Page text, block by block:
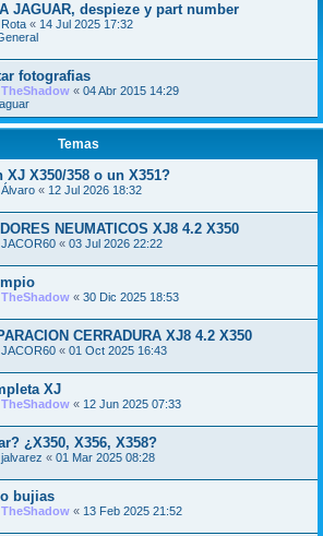
JAGUAR, despieze y part number
Rota « 14 Jul 2025 17:32
fotografias
TheShadow « 04 Abr 2015 14:29
Temas
XJ X350/358 o un X351?
Álvaro « 12 Jul 2026 18:32
NEUMATICOS XJ8 4.2 X350
JACOR60 « 03 Jul 2026 22:22
TheShadow « 30 Dic 2025 18:53
CERRADURA XJ8 4.2 X350
JACOR60 « 01 Oct 2025 16:43
XJ
TheShadow « 12 Jun 2025 07:33
¿X350, X356, X358?
jalvarez « 01 Mar 2025 08:28
bujias
TheShadow « 13 Feb 2025 21:52